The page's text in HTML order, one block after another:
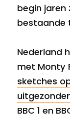
begin
bestaande
Nederland
met Monty
sketches
BBC 1 en